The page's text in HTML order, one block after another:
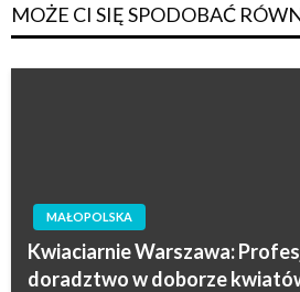
MOŻE CI SIĘ SPODOBAĆ
MAŁOPOLSKA
Kwiaciarnie Warszawa:
doradztwo w doborze